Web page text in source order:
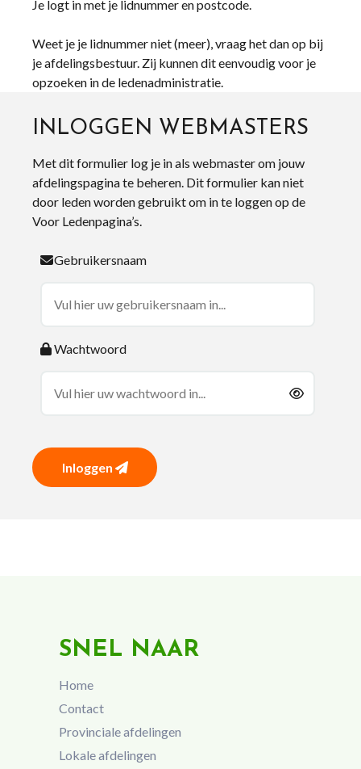
Je logt in met je lidnummer en postcode.
Weet je je lidnummer niet (meer), vraag het dan op bij
je afdelingsbestuur. Zij kunnen dit eenvoudig voor je
opzoeken in de ledenadministratie.
INLOGGEN WEBMASTERS
Met dit formulier log je in als webmaster om jouw
afdelingspagina te beheren. Dit formulier kan niet
door leden worden gebruikt om in te loggen op de
Voor Ledenpagina’s.
Gebruikersnaam
Wachtwoord
Inloggen
SNEL NAAR
Home
Contact
Provinciale afdelingen
Lokale afdelingen